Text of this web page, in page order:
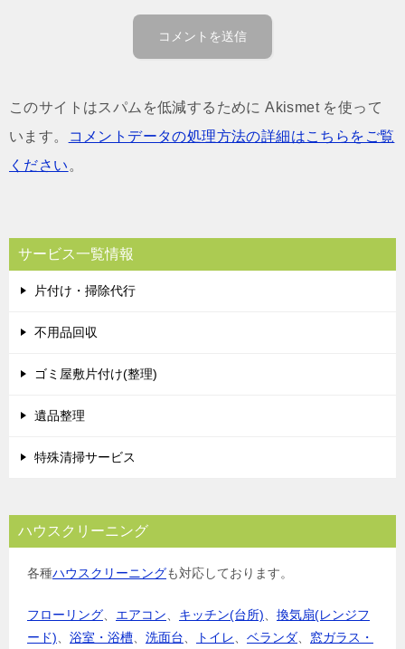
このサイトはスパムを低減するために Akismet を使って
います。
コメントデータの処理方法の詳細はこちらをご覧
ください。
サービス一覧情報
片付け・掃除代行
不用品回収
ゴミ屋敷片付け(整理)
遺品整理
特殊清掃サービス
ハウスクリーニング
各種ハウスクリーニングも対応しております。
フローリング、 エアコン、 キッチン(台所)、 換気扇(レンジフ
ード)、 浴室・浴槽、 洗面台、 トイレ、 ベランダ、 窓ガラス・